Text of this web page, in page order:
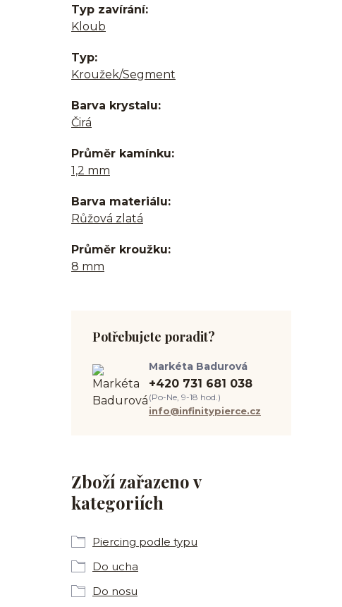
Typ zavírání
Kloub
Typ
Kroužek/Segment
Barva krystalu
Čirá
Průměr kamínku
1,2 mm
Barva materiálu
Růžová zlatá
Průměr kroužku
8 mm
Zboží zařazeno v
kategoriích
Piercing podle typu
Do ucha
Do nosu
Potřebujete poradit?
Markéta Badurová
+420 731 681 038
(Po-Ne, 9-18 hod.)
info@infinitypierce.cz